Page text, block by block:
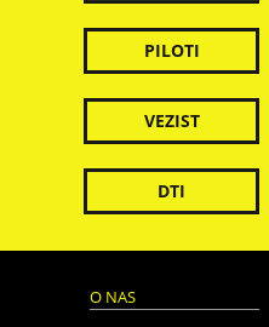
PILOTI
VEZIST
DTI
O NAS